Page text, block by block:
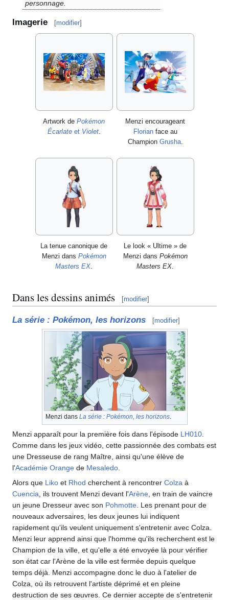
personnage.
Imagerie [modifier]
Artwork de Pokémon
Écarlateet Violet.
Menzi encourageant
Florianface au
Champion Grusha.
La tenue canonique de
Menzi dans Pokémon
Masters EX
Le look « Ultime » de
Menzi dans Pokémon
Masters EX
Dans les dessins animés [modifier]
La série : Pokémon, les horizons [modifier]
Menzi dans La série : Pokémon, les horizons.
Menzi apparaît pour la première fois dans l'épisode LH010.
Comme dans les jeux vidéo, cette passionnée des combats est
une Dresseuse de rang Maître, ainsi qu'une élève de
l'Académie Orange de Mesaledo.
Alors que Liko et Rhod cherchent à rencontrer Colza à
Cuencia, ils trouvent Menzi devant l'Arène, en train de vaincre
un jeune Dresseur avec son Pohmotte. Les prenant pour de
nouveaux adversaires, les deux jeunes lui indiquent
rapidement qu'ils veulent uniquement s'entretenir avec Colza.
Menzi leur apprend ainsi que l'homme qu'ils recherchent est le
Champion de la ville, et qu'elle a été envoyée là pour vérifier
son état car l'Arène de la ville est fermée depuis quelque
temps déjà. Menzi accompagne donc le duo à l'atelier de
Colza, où ils retrouvent l'artiste déprimé et en pleine
destruction de ses œuvres. Ce dernier accepte de s'entretenir